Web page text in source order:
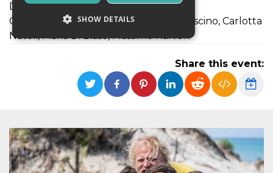
Di Massimo Venier
Con Aldo, Giovanni, Giacomo, Lucia Mascino, Carlotta
Natoli, Maria Di Biase, Massimo Ranieri.
Share this event:
SHOW DETAILS
Unclassified
properly without strictly necessary cookies.
Name
Provider /
Domain
Expiration Description